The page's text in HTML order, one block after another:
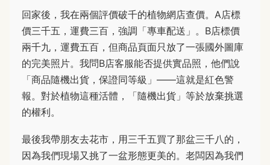
回家後，我在兩個評價破千的植物網店查價。A店標
價三千五，運費三百，強調「專車配送」。B店標價
兩千九，運費五百，但商品頁面只放了一張國外圖庫
的完美照片。我問B店客服能否提供實品照，他們說
「商品隨機出貨，保證同等級」——這就是紅色警
報。對於植物這種活體，「隨機出貨」等於放棄挑選
的權利。
最後我帶朋友去花市，用三千五買了那盆三千八的，
因為我們現場又挑了一盆形態更美的。老闆因為我們